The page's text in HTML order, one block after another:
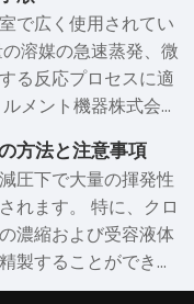
で広く使用されてい
溶媒の急速蒸発、微
る反応プロセスに適
メント機器株式会社
方法と注意事項
圧下で大量の揮発性
れます。 特に、クロ
濃縮および受容液体
製することができ